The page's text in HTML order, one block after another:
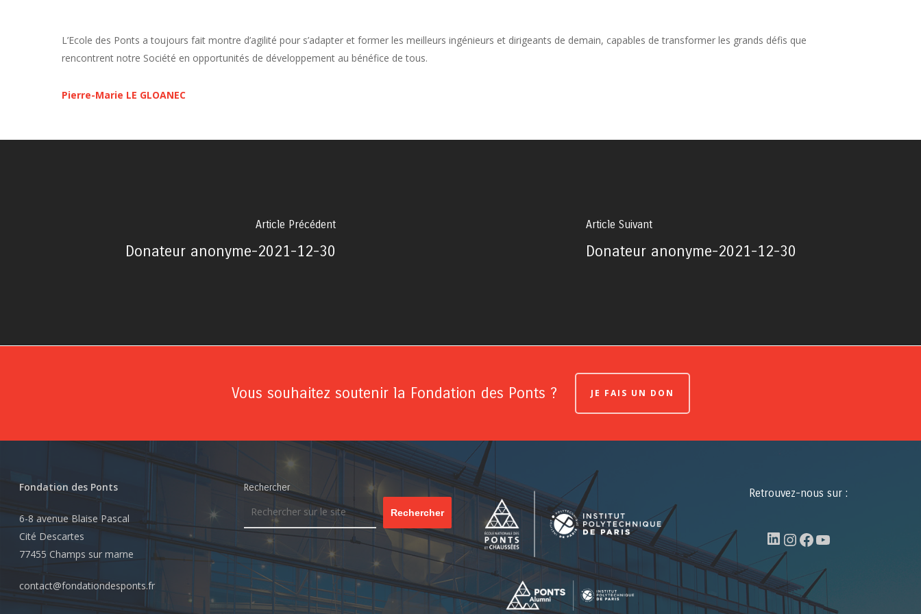
L’Ecole des Ponts a toujours fait montre d’agilité pour s’adapter et former les meilleurs ingénieurs et dirigeants de demain, capables de transformer les grands défis que
rencontrent notre Société en opportunités de développement au bénéfice de tous.
Pierre-Marie LE GLOANEC
Article Précédent
Donateur anonyme-2021-12-30
Article Suivant
Donateur anonyme-2021-12-30
Vous souhaitez soutenir la Fondation des Ponts ? JE FAIS UN DON
Fondation des Ponts
6-8 avenue Blaise Pascal
Cité Descartes
77455 Champs sur marne
contact@fondationdesponts.fr
Rechercher
Rechercher
Retrouvez-nous sur :
LinkedIn
Instagram
Facebook